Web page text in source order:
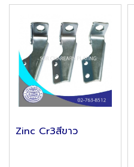
Zinc Cr3สีขาว